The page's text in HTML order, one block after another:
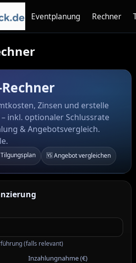
Eventplanung Rechner
Zinsen und erstelle
inkl. optionaler Schlussrate
& Angebotsvergleich.
🆚 Angebot vergleichen
(falls relevant)
Inzahlungnahme (€)